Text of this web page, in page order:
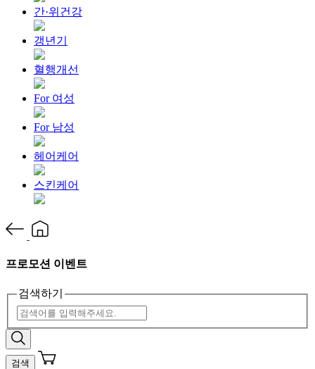
간·위건강
갱년기
혈행개선
For 여성
For 남성
헤어케어
스킨케어
프로모션 이벤트
검색하기
검색